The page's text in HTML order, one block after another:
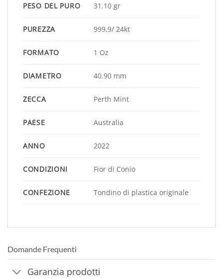
PESO DEL PURO 31.10 gr
PUREZZA 999,9/ 24kt
FORMATO 1 Oz
DIAMETRO 40.90 mm
ZECCA Perth Mint
PAESE Australia
ANNO 2022
CONDIZIONI Fior di Conio
CONFEZIONE Tondino di plastica originale
Domande Frequenti
Garanzia prodotti